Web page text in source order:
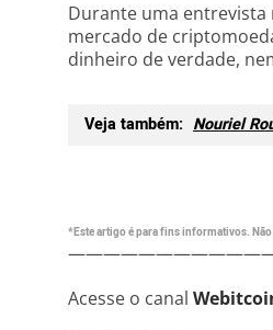
Durante uma entrevista
mercado de
dinheiro de verdade,
Veja também: Nouriel
*Este artigo é para fins informativos.
Acesse o canal